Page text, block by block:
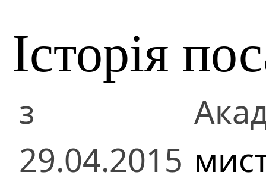
Історія
з
29.04.2015